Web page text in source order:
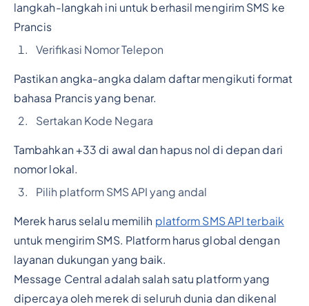
langkah-langkah ini untuk berhasil mengirim SMS ke
Prancis
Verifikasi Nomor Telepon
Pastikan angka-angka dalam daftar mengikuti format
bahasa Prancis yang benar.
Sertakan Kode Negara
Tambahkan +33 di awal dan hapus nol di depan dari
nomor lokal.
Pilih platform SMS API yang andal
Merek harus selalu memilih platform SMS API terbaik
untuk mengirim SMS. Platform harus global dengan
layanan dukungan yang baik.
Message Central adalah salah satu platform yang
dipercaya oleh merek di seluruh dunia dan dikenal